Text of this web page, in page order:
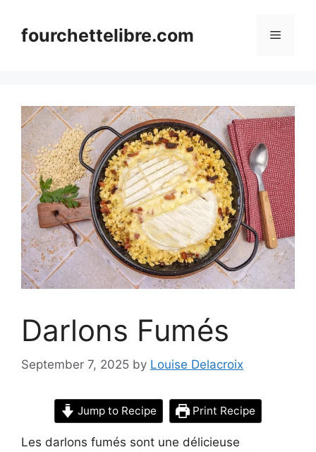
contentfourchettelibre.com Menu
Darlons Fumés
September 7, 2025 by Louise Delacroix
Jump to Recipe Print Recipe
Les darlons fumés sont une délicieuse